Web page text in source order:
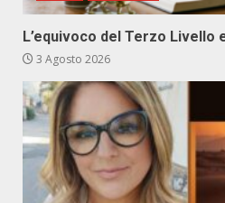
L’equivoco del Terzo Livello
3 Agosto 2026